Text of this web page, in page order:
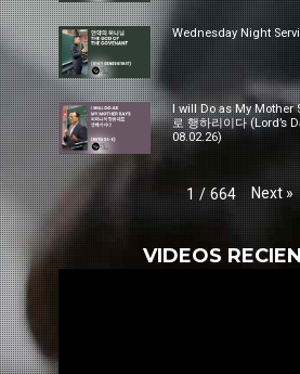
Wednesday Night
I will Do as My Mother
로 행하리이다 (Lord’s
08.02.26)
1 / 664 Next »
VIDEOS